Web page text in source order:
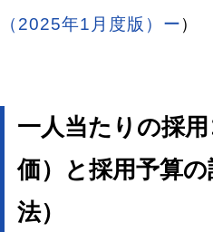
（2025年1月度版）ー）
一人当たりの採
価）と採用予算
法）